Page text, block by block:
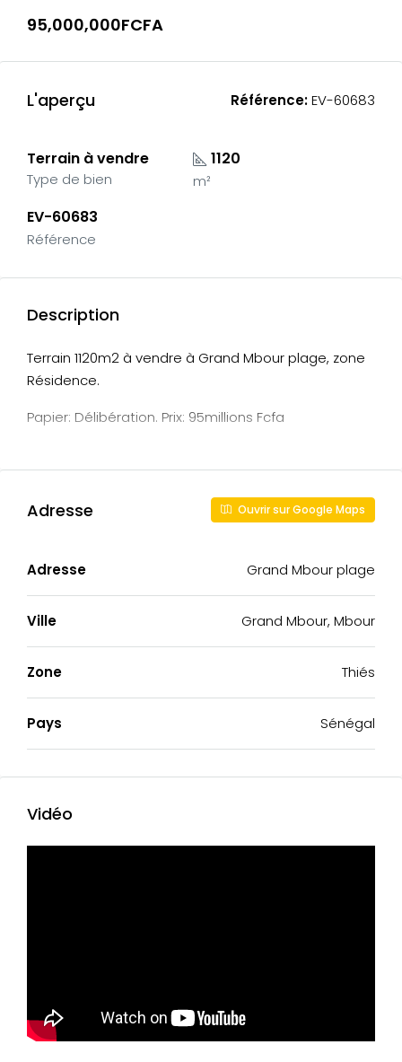
95,000,000FCFA
L'aperçu Référence:EV-60683
Terrain à vendre
Type de bien
1120
m²
EV-60683
Référence
Description
Terrain 1120m2 à vendre à Grand Mbour plage, zone
Résidence.
Papier: Délibération. Prix: 95millions Fcfa
Adresse Ouvrir sur Google Maps
Adresse Grand Mbour plage
Ville Grand Mbour, Mbour
Zone Thiés
Pays Sénégal
Vidéo